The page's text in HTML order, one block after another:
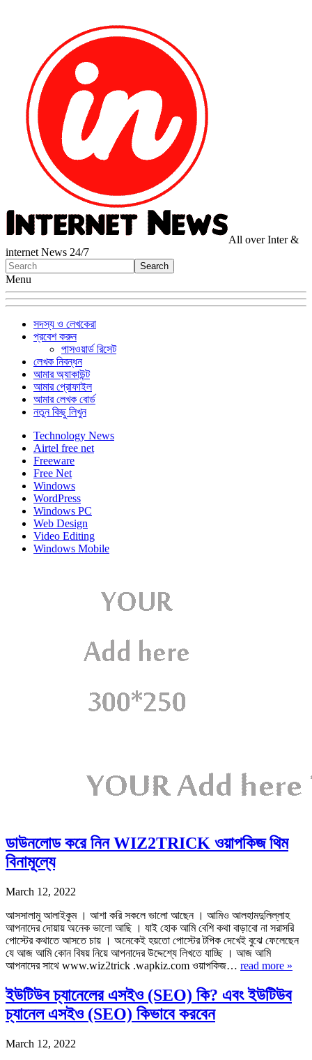
All over Inter &
internet News 24/7
Menu
সদস্য ও লেখকেরা
প্রবেশ করুন
পাসওয়ার্ড রিসেট
লেখক নিবন্ধন
আমার অ্যাকাউন্ট
আমার প্রোফাইল
আমার লেখক বোর্ড
নতুন কিছু লিখুন
Technology News
Airtel free net
Freeware
Free Net
Windows
WordPress
Windows PC
Web Design
Video Editing
Windows Mobile
ডাউনলোড করে নিন WIZ2TRICK ওয়াপকিজ থিম
বিনামূল্যে
March 12, 2022
আসসালামু আলাইকুম । আশা করি সকলে ভালো আছেন । আমিও আলহামদুলিল্লাহ
আপনাদের দোয়ায় অনেক ভালো আছি । যাই হোক আমি বেশি কথা বাড়াবো না সরাসরি
পোস্টের কথাতে আসতে চায় । অনেকেই হয়তো পোস্টের টপিক দেখেই বুঝে ফেলেছেন
যে আজ আমি কোন বিষয় নিয়ে আপনাদের উদ্দেশ্যে লিখতে যাচ্ছি । আজ আমি
আপনাদের সাথে www.wiz2trick .wapkiz.com ওয়াপকিজ… read more »
ইউটিউব চ্যানেলের এসইও (SEO) কি? এবং ইউটিউব
চ্যানেল এসইও (SEO) কিভাবে করবেন
March 12, 2022